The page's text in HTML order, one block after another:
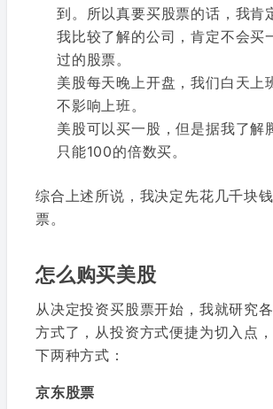
到。所以真要买股票的话，我肯
我比较了解的公司，肯定不会买
过的股票。
美股每天晚上开盘，我们白天上
不影响上班。
美股可以买一股，但是据我了解
只能100的倍数买。
综合上述所说，我决定先花几千块
票。
怎么购买美股
从决定投资买股票开始，我就研究
方式了，从投资方式便捷为切入点
下两种方式：
京东股票